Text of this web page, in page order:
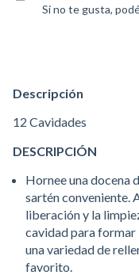
Si no te gusta,
Descripción
12 Cavidades
DESCRIPCIÓN
Hornee una docena
sartén conveniente.
liberación y la
cavidad para
una variedad de
favorito.